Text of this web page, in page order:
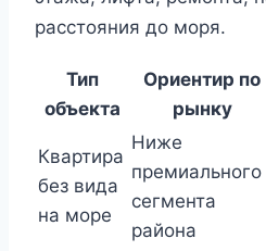
расстояния до моря.
Тип
объекта
Ориентир по
рынку
Квартира
без вида
на море
Ниже
премиального
сегмента
района